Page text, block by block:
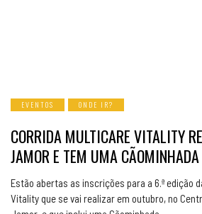
EVENTOS ONDE IR?
CORRIDA MULTICARE VITALITY
JAMOR E TEM UMA CÃOMINHADA
Estão abertas as inscrições para a 6.ª edição
Vitality que se vai realizar em outubro, no